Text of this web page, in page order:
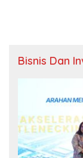
Bisnis Dan